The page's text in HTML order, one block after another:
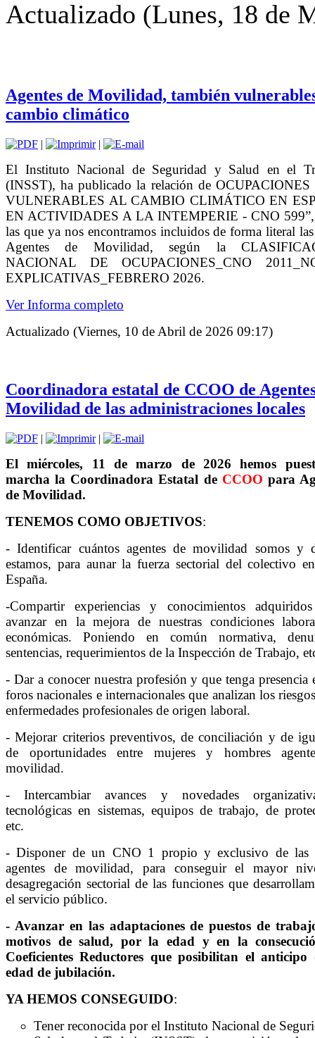
Actualizado (Lunes, 18 de
Agentes de Movilidad, también
cambio climático
| |
El Instituto Nacional de Seguridad y Salud en el
(INSST), ha publicado la relación de
VULNERABLES AL CAMBIO CLIMÁTICO EN
EN ACTIVIDADES A LA INTEMPERIE - CNO 599”,
las que ya nos encontramos incluidos de forma literal
Agentes de Movilidad, según la
NACIONAL DE OCUPACIONES_CNO
EXPLICATIVAS_FEBRERO 2026.
Ver Informa completo
Actualizado (Viernes, 10 de Abril de 2026 09:17)
Coordinadora estatal de CCOO de
Movilidad de las administraciones locales
| |
El miércoles, 11 de marzo de 2026 hemos
marcha la Coordinadora Estatal deCCOO para
de Movilidad.
TENEMOS COMO OBJETIVOS:
- Identificar cuántos agentes de movilidad somos y
estamos, para aunar la fuerza sectorial del colectivo
España.
-Compartir experiencias y conocimientos
avanzar en la mejora de nuestras condiciones
económicas. Poniendo en común normativa,
sentencias, requerimientos de la Inspección de Trabajo,
- Dar a conocer nuestra profesión y que tenga presencia
foros nacionales e internacionales que analizan los
enfermedades profesionales de origen laboral.
- Mejorar criterios preventivos, de conciliación y de
de oportunidades entre mujeres y hombres
movilidad.
- Intercambiar avances y novedades
tecnológicas en sistemas, equipos de trabajo, de
etc.
- Disponer de un CNO 1 propio y exclusivo de las
agentes de movilidad, para conseguir el mayor
desagregación sectorial de las funciones que
el servicio público.
- Avanzar en las adaptaciones de puestos de
motivos de salud, por la edad y en la
Coeficientes Reductores que posibilitan el anticipo
edad de jubilación.
YA HEMOS CONSEGUIDO:
Tener reconocida por el Instituto Nacional de